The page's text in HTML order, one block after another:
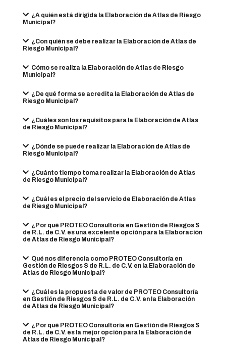
¿A quién está dirigida la Elaboración de Atlas de Riesgo
Municipal?
¿Con quién se debe realizar la Elaboración de Atlas de
Riesgo Municipal?
Cómo se realiza la Elaboración de Atlas de Riesgo
Municipal?
¿De qué forma se acredita la Elaboración de Atlas de
Riesgo Municipal?
¿Cuáles son los requisitos para la Elaboración de Atlas
de Riesgo Municipal?
¿Dónde se puede realizar la Elaboración de Atlas de
Riesgo Municipal?
¿Cuánto tiempo toma realizar la Elaboración de Atlas
de Riesgo Municipal?
¿Cuál es el precio del servicio de Elaboración de Atlas
de Riesgo Municipal?
¿Por qué PROTEO Consultoría en Gestión de Riesgos S
de R.L. de C.V. es una excelente opción para la Elaboración
de Atlas de Riesgo Municipal?
Qué nos diferencia como PROTEO Consultoría en
Gestión de Riesgos S de R.L. de C.V. en la Elaboración de
Atlas de Riesgo Municipal?
¿Cuál es la propuesta de valor de PROTEO Consultoría
en Gestión de Riesgos S de R.L. de C.V. en la Elaboración
de Atlas de Riesgo Municipal?
¿Por qué PROTEO Consultoría en Gestión de Riesgos S
de R.L. de C.V. es la mejor opción para la Elaboración de
Atlas de Riesgo Municipal?